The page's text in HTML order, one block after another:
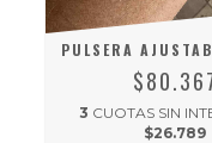
PULSERA
3 CUOTAS SIN
$26.789